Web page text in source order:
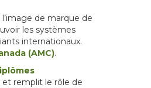
de marque de
les systèmes
internationaux.
(AMC).
et remplit le rôle de